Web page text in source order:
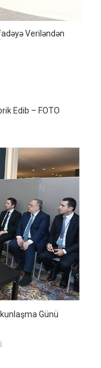
Veriləndən
Edib – FOTO
Günü